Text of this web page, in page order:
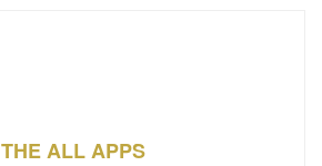
THE ALL APPS